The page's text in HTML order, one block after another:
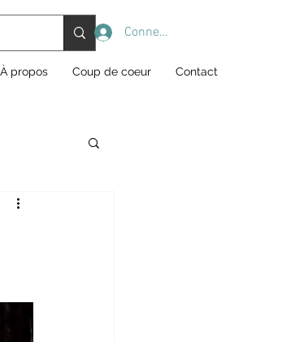
Connexion
À propos Coup de coeur Contact